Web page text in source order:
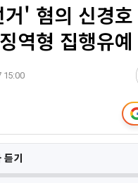
' 혐의 신경
역형 집행유예
15:00
듣기